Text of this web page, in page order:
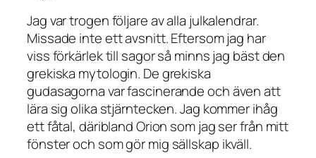
Jag var trogen följare av alla julkalendrar.
Missade inte ett avsnitt. Eftersom jag har
viss förkärlek till sagor så minns jag bäst den
grekiska mytologin. De grekiska
gudasagorna var fascinerande och även att
lära sig olika stjärntecken. Jag kommer ihåg
ett fåtal, däribland Orion som jag ser från mitt
fönster och som gör mig sällskap ikväll.